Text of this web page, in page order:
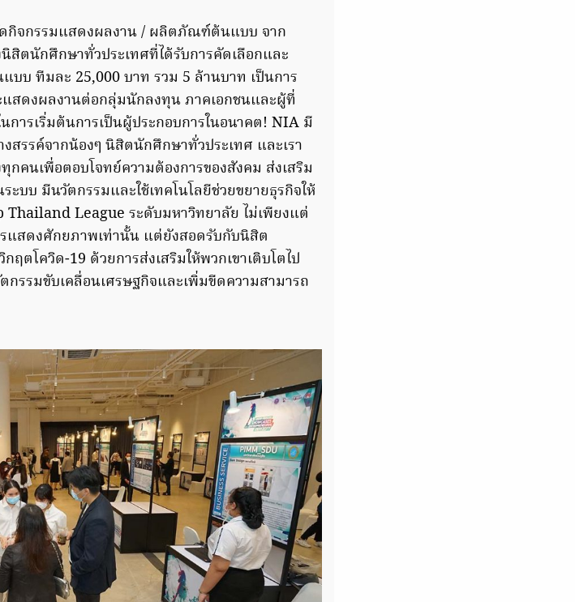
กิจกรรมแสดงผลงาน / ผลิตภัณฑ์ต้นแบบ จาก
ตนักศึกษาทั่วประเทศที่ได้รับการคัดเลือกและ
ทีมละ 25,000 บาท รวม 5 ล้านบาท เป็นการ
สดงผลงานต่อกลุ่มนักลงทุน ภาคเอกชนและผู้ที่
ารเริ่มต้นการเป็นผู้ประกอบการในอนาคต! NIA มี
สรรค์จากน้องๆ นิสิตนักศึกษาทั่วประเทศ และเรา
คนเพื่อตอบโจทย์ความต้องการของสังคม ส่งเสริม
บบ มีนวัตกรรมและใช้เทคโนโลยีช่วยขยายธุรกิจให้
Thailand League ระดับมหาวิทยาลัย ไม่เพียงแต่
แสดงศักยภาพเท่านั้น แต่ยังสอดรับกับนิสิต
ตโควิด-19 ด้วยการส่งเสริมให้พวกเขาเติบโตไป
รรมขับเคลื่อนเศรษฐกิจและเพิ่มขีดความสามารถ